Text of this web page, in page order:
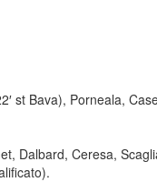
st Bava), Porneala,
Dalbard, Ceresa,